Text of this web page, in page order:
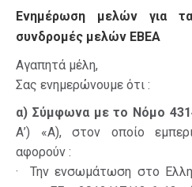
Ενημέρωση μελών για
συνδρομές μελών ΕΒΕΑ
Αγαπητά μέλη,
Σας ενημερώνουμε ότι :
α) Σύμφωνα με το Νόμο
Α’) «Α), στον οποίο
αφορούν :
· Την ενσωμάτωση στο